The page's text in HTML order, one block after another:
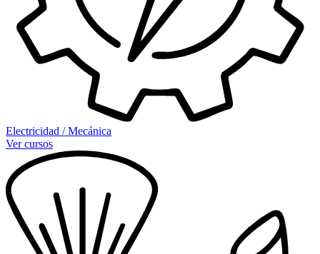
Electricidad / Mecánica
Ver cursos